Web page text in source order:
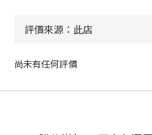
尚未有任何評價